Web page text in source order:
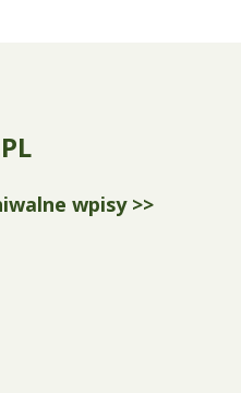
wpisy >>